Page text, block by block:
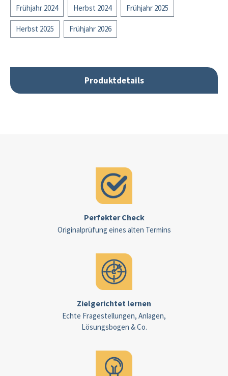
Frühjahr 2024 Herbst 2024 Frühjahr 2025
Herbst 2025 Frühjahr 2026
Produktdetails
Perfekter Check
Zielgerichtet lernen
Originalprüfung eines alten Termins
Echte Fragestellungen, Anlagen,
Lösungsbogen & Co.